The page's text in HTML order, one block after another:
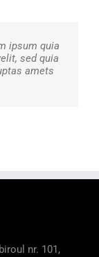
ipsum quia
sed quia
amets
nr. 101,